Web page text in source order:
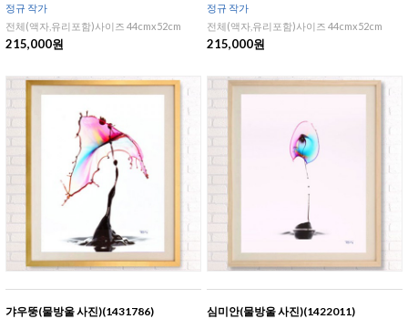
정규 작가
전체(액자,유리포함)사이즈 44cmx52cm
215,000원
정규 작가
전체(액자,유리포함)사이즈 44cmx52cm
215,000원
갸우뚱(물방울 사진)(1431786) 심미안(물방울 사진)(1422011)